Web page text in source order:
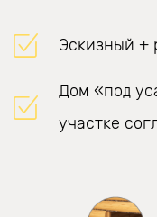
Эскизный +
Дом «под
участке